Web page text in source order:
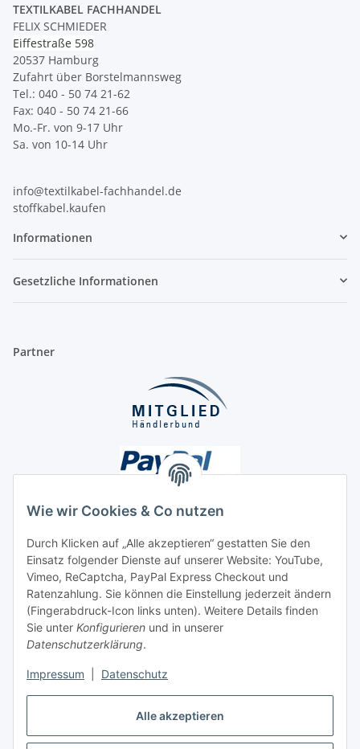
Alle akzeptieren
Wie wir Cookies & Co nutzen
Durch Klicken auf „Alle akzeptieren“ gestatten Sie den
Einsatz folgender Dienste auf unserer Website: YouTube,
Vimeo, ReCaptcha, PayPal Express Checkout und
Ratenzahlung. Sie können die Einstellung jederzeit ändern
(Fingerabdruck-Icon links unten). Weitere Details finden
Sie unter Konfigurieren und in unserer
Datenschutzerklärung.
Impressum Datenschutz
TEXTILKABEL FACHHANDEL
FELIX SCHMIEDER
Eiffestraße 598
20537 Hamburg
Zufahrt über Borstelmannsweg
Tel.: 040 - 50 74 21-62
Fax: 040 - 50 74 21-66
Mo.-Fr. von 9-17 Uhr
Sa. von 10-14 Uhr
info@textilkabel-fachhandel.de
stoffkabel.kaufen
Informationen
Gesetzliche Informationen
Partner
Unsere Seiten
Social Media
Vertrag widerrufen